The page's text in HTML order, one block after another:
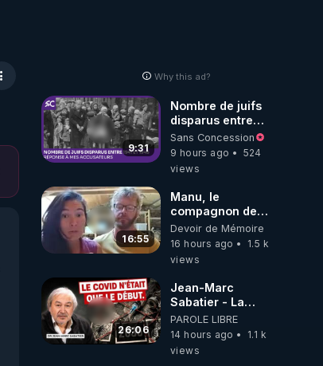
Why this ad?
9:31
Nombre de juifs
disparus entre
1941 et 1945
(Réponse à mes
accusateurs)
Sans Concession
9 hours ago
524
views
16:55
Manu, le
compagnon de
Kyria, raconte sa
garde à vue
musclée.
Devoir de Mémoire
16 hours ago
1.5 k
views
26:06
Jean-Marc
Sabatier - La
Covid-19 n'a été
que le début -
L'ARNm &
PAROLE LIBRE
14 hours ago
1.1 k
views